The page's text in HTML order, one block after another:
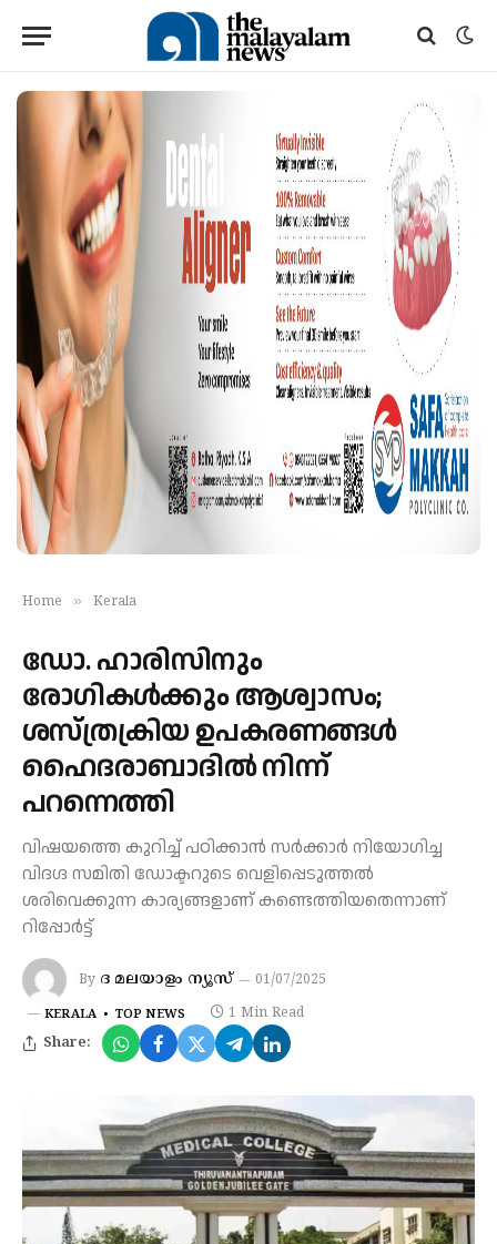
Home » Kerala
ഡോ. ഹാരിസിനും
രോഗികള്‍ക്കും ആശ്വാസം;
ശസ്ത്രക്രിയ ഉപകരണങ്ങള്‍
ഹൈദരാബാദില്‍ നിന്ന്
പറന്നെത്തി
വിഷയത്തെ കുറിച്ച് പഠിക്കാൻ സർക്കാർ നിയോഗിച്ച
വിദഗ്ദ സമിതി ഡോക്ടറുടെ വെളിപ്പെടുത്തൽ
ശരിവെക്കുന്ന കാര്യങ്ങളാണ് കണ്ടെത്തിയതെന്നാണ്
റിപ്പോർട്ട്
By ദ മലയാളം ന്യൂസ് 01/07/2025
KERALA TOP NEWS 1 Min Read
Share: